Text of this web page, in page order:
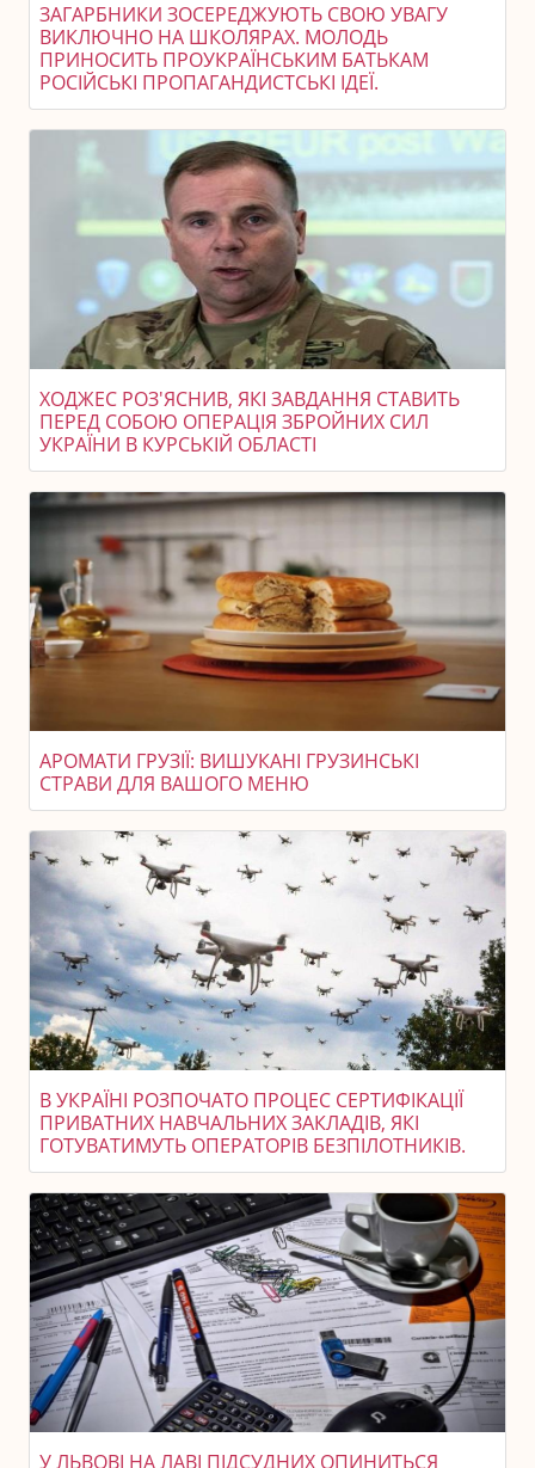
ЗАГАРБНИКИ ЗОСЕРЕДЖУЮТЬ СВОЮ УВАГУ
ВИКЛЮЧНО НА ШКОЛЯРАХ. МОЛОДЬ
ПРИНОСИТЬ ПРОУКРАЇНСЬКИМ БАТЬКАМ
РОСІЙСЬКІ ПРОПАГАНДИСТСЬКІ ІДЕЇ.
ХОДЖЕС РОЗ'ЯСНИВ, ЯКІ ЗАВДАННЯ СТАВИТЬ
ПЕРЕД СОБОЮ ОПЕРАЦІЯ ЗБРОЙНИХ СИЛ
УКРАЇНИ В КУРСЬКІЙ ОБЛАСТІ
АРОМАТИ ГРУЗІЇ: ВИШУКАНІ ГРУЗИНСЬКІ
СТРАВИ ДЛЯ ВАШОГО МЕНЮ
В УКРАЇНІ РОЗПОЧАТО ПРОЦЕС СЕРТИФІКАЦІЇ
ПРИВАТНИХ НАВЧАЛЬНИХ ЗАКЛАДІВ, ЯКІ
ГОТУВАТИМУТЬ ОПЕРАТОРІВ БЕЗПІЛОТНИКІВ.
У ЛЬВОВІ НА ЛАВІ ПІДСУДНИХ ОПИНИТЬСЯ